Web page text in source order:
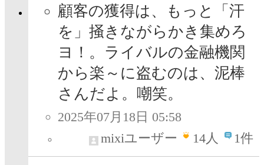
顧客の獲得は、もっと「汗
を」掻きながらかき集めろ
ヨ！。ライバルの金融機関
から楽～に盗むのは、泥棒
さんだよ。嘲笑。
2025年07月18日 05:58
mixiユーザー
14人 1件